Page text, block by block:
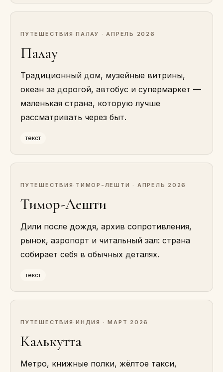
ПУТЕШЕСТВИЯ ·ПАЛАУ · АПРЕЛЬ 2026
Палау
Традиционный дом, музейные витрины,
океан за дорогой, автобус и супермаркет —
маленькая страна, которую лучше
рассматривать через быт.
текст
ПУТЕШЕСТВИЯ · ТИМОР-ЛЕШТИ · АПРЕЛЬ 2026
Тимор-Лешти
Дили после дождя, архив сопротивления,
рынок, аэропорт и читальный зал: страна
собирает себя в обычных деталях.
текст
ПУТЕШЕСТВИЯ ·ИНДИЯ · МАРТ 2026
Калькутта
Метро, книжные полки, жёлтое такси,